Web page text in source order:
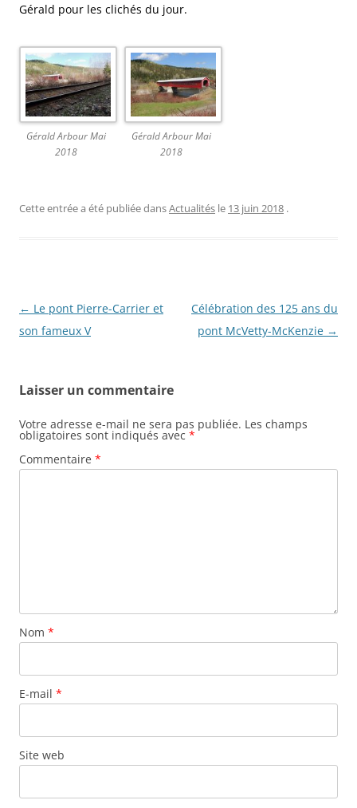
Gérald pour les clichés du jour.
Gérald Arbour Mai
2018
Gérald Arbour Mai
2018
Cette entrée a été publiée dansActualités le 13 juin 2018 .
N
a
g
a
t
i
t
c
e
s
← Le pont Pierre-Carrier et
son fameux V
Célébration des 125 ans du
pont McVetty-McKenzie →
Laisser un commentaire
Votre adresse e-mail ne sera pas publiée. Les champs
obligatoires sont indiqués avec *
Commentaire *
Nom *
E-mail *
Site web